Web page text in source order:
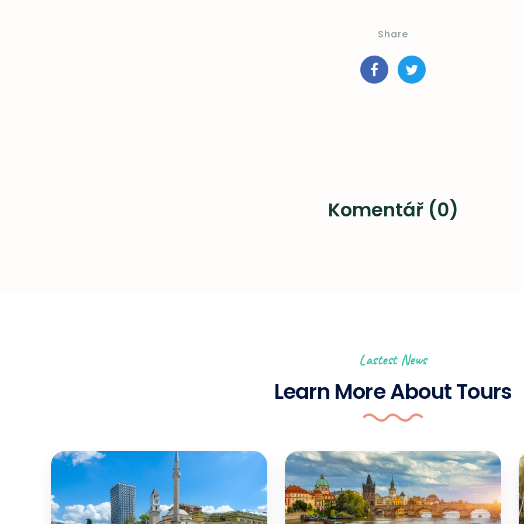
Share
Komentář (0)
Lastest News
Learn More About Tours